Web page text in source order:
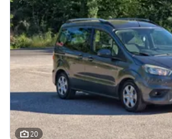
20